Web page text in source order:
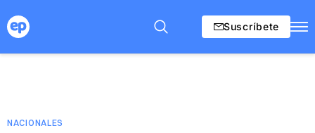
Suscríbete
NACIONALES